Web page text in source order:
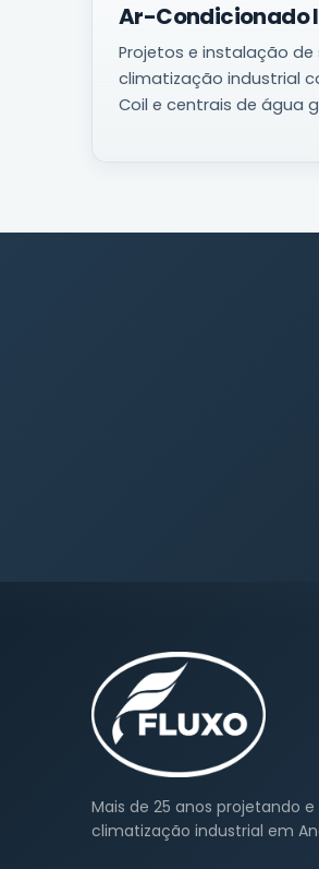
Ar-Condicionado
Projetos e instalação
climatização industrial
Coil e centrais de água
Mais de 25 anos projetando
climatização industrial em